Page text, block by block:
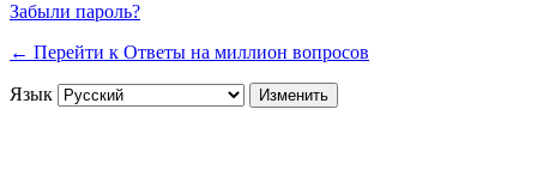
Забыли пароль?
← Перейти к Ответы на миллион вопросов
Язык